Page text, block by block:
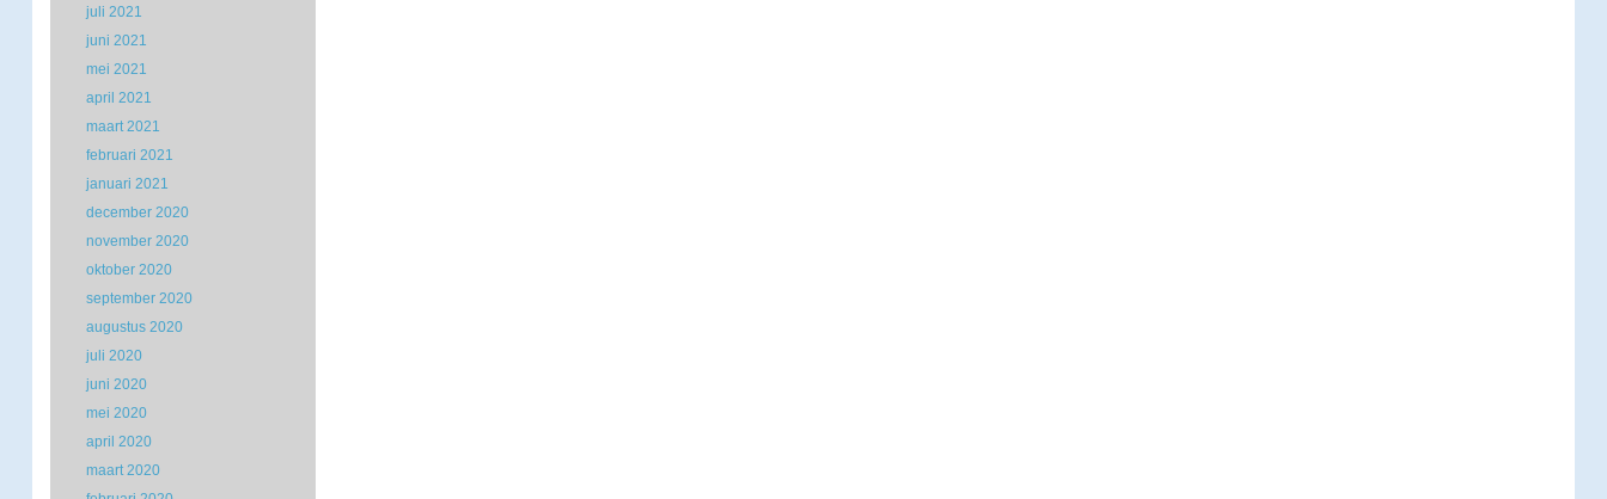
juli 2021
juni 2021
mei 2021
april 2021
maart 2021
februari 2021
januari 2021
december 2020
november 2020
oktober 2020
september 2020
augustus 2020
juli 2020
juni 2020
mei 2020
april 2020
maart 2020